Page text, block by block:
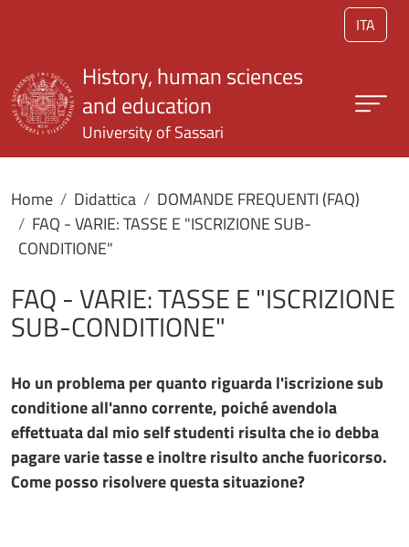
ITA
History, human sciences
and education
University of Sassari
Home Didattica
DOMANDE FREQUENTI (FAQ)
FAQ - VARIE: TASSE E "ISCRIZIONE SUB-
CONDITIONE"
FAQ - VARIE: TASSE E "ISCRIZIONE
SUB-CONDITIONE"
Ho un problema per quanto riguarda l'iscrizione sub
conditione all'anno corrente, poiché avendola
effettuata dal mio self studenti risulta che io debba
pagare varie tasse e inoltre risulto anche fuoricorso.
Come posso risolvere questa situazione?